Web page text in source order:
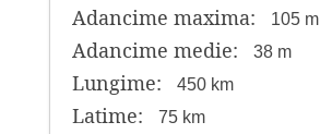
Adancime maxima: 105 m
Adancime medie: 38 m
Lungime: 450 km
Latime: 75 km